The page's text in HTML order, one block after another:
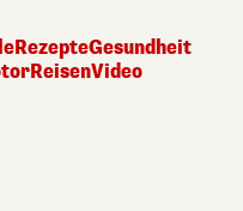
RezepteGesundheit
ReisenVideo